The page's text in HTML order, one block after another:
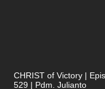
CHRIST of Victory |
529 | Pdm. Julianto